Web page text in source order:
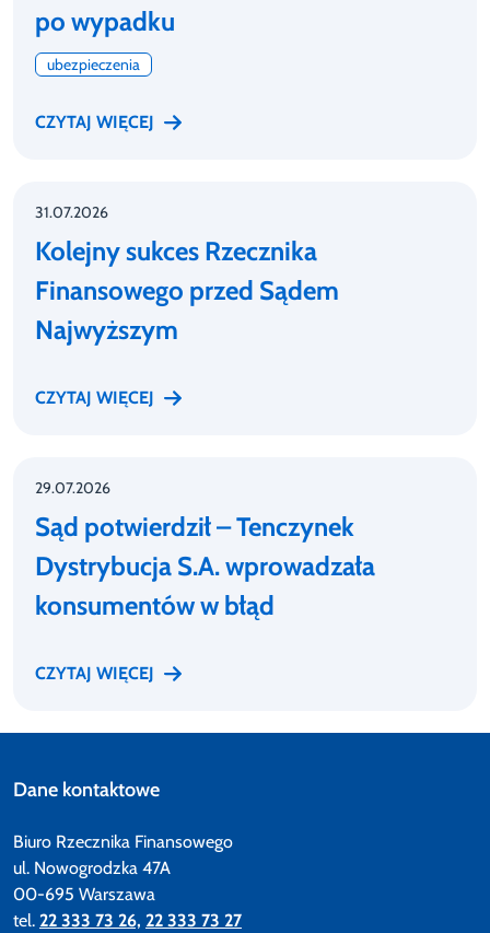
po wypadku
ubezpieczenia
CZYTAJ WIĘCEJ
31.07.2026
Kolejny sukces Rzecznika
Finansowego przed Sądem
Najwyższym
CZYTAJ WIĘCEJ
29.07.2026
Sąd potwierdził – Tenczynek
Dystrybucja S.A. wprowadzała
konsumentów w błąd
CZYTAJ WIĘCEJ
Dane kontaktowe
Biuro Rzecznika Finansowego
ul. Nowogrodzka 47A
00-695 Warszawa
tel. 22 333 73 26, 22 333 73 27